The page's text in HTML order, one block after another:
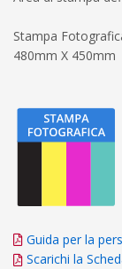
Stampa
480mm X 450mm
Guida per la
Scarichi la